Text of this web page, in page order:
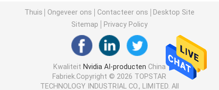
Brocade FC SFP -module
Brokaatsan Schakelaar
De Vergunning van de brokaatpeul
Thuis Ongeveer ons Contacteer ons
Desktop Site
Sitemap
Privacy Policy
Kwaliteit Nvidia AI-producten China
Fabriek.Copyright © 2026 TOPSTAR
TECHNOLOGY INDUSTRIAL CO., LIMITED. All